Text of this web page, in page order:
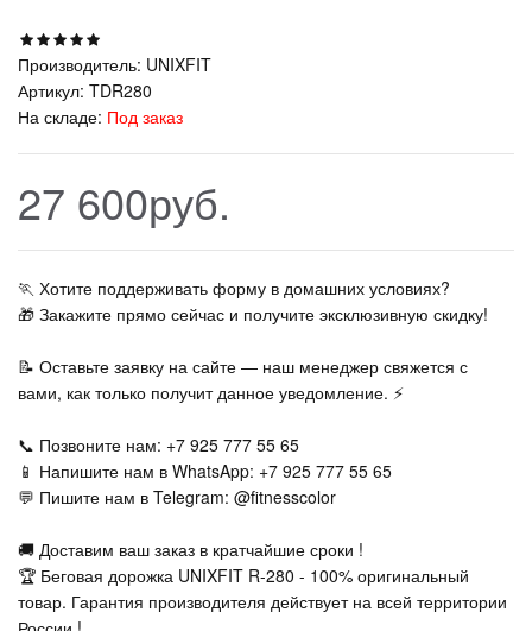
Производитель: UNIXFIT
Артикул: TDR280
На складе: Под заказ
27 600руб.
🏃‍ Хотите поддерживать форму в домашних условиях?
🎁 Закажите прямо сейчас и получите эксклюзивную скидку!
📝 Оставьте заявку на сайте — наш менеджер свяжется с
вами, как только получит данное уведомление. ⚡
📞 Позвоните нам: +7 925 777 55 65
📱 Напишите нам в WhatsApp: +7 925 777 55 65
💬 Пишите нам в Telegram: @fitnesscolor
🚚 Доставим ваш заказ в кратчайшие сроки !
🏆 Беговая дорожка UNIXFIT R-280 - 100% оригинальный
товар. Гарантия производителя действует на всей территории